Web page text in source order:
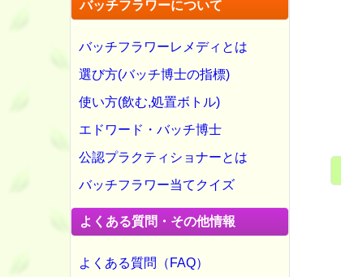
バッチフラワーについて
バッチフラワーレメディとは
選び方(バッチ博士の指標)
使い方(飲む,処置ボトル)
エドワード・バッチ博士
公認プラクティショナーとは
バッチフラワー当てクイズ
よくある質問・その他情報
よくある質問（FAQ）